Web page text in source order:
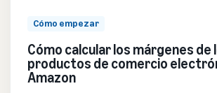
Cómo empezar
Cómo calcular los márgenes de
productos de comercio
Amazon